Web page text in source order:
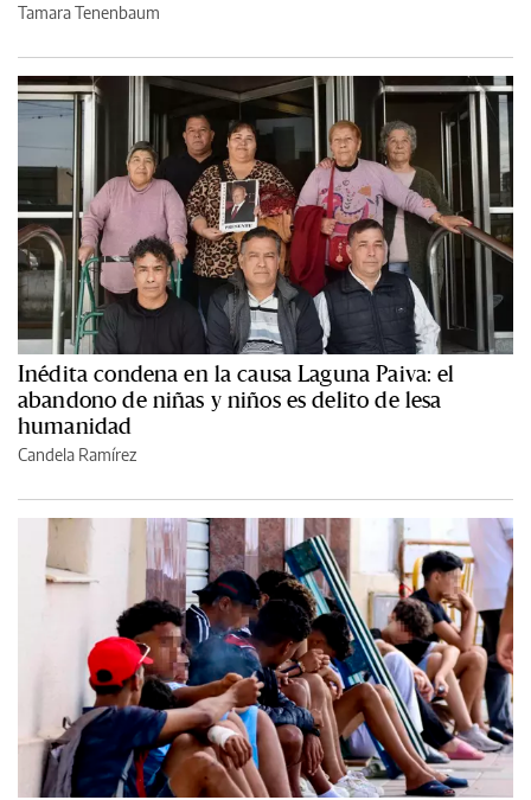
Tamara Tenenbaum
Inédita condena en la causa Laguna Paiva: el
abandono de niñas y niños es delito de lesa
humanidad
Candela Ramírez